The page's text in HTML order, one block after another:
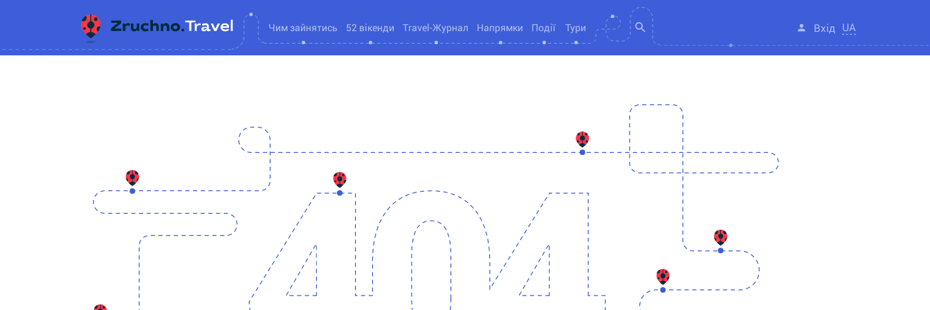
Чим зайнятись 52 вікенди Travel-Журнал Напрямки Події Тури Вхід UA